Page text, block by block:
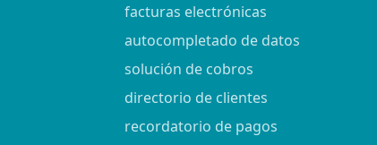
facturas electrónicas
autocompletado de datos
solución de cobros
directorio de clientes
recordatorio de pagos